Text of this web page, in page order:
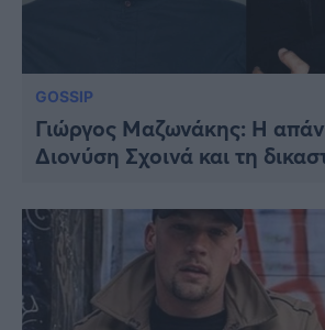
GOSSIP
Γιώργος Μαζωνάκης: Η
Διονύση Σχοινά και τη